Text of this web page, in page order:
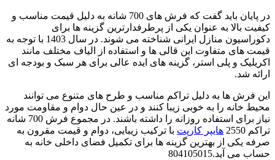
در پایان باید گفت که فرش های 700 شانه به دلیل قیمت مناسب و
کیفیت بالا به عنوان یکی از پرطرفدارترین گزینه ها برای
دکوراسیون منازل ایرانی شناخته می شوند. در سال 1403 با توجه به
قیمت های متفاوت این قالی ها و استفاده از الیاف مختلف مانند
اکریلیک و پلی استر، گزینه های ایده عالی برای هر سبک و بودجه ای
ارائه شد.
این فرش ها به دلیل تراکم مناسب و طرح های متنوع می توانند
محیط خانه را به خوبی زیبا کنند و در عین حال دوام و مقاومت مورد
نیاز برای استفاده روزانه را داشته باشند. در مجموع فرش 700 شانه
تراکم 2550
هایپر کارپت با ترکیب زیبایی، دوام و قیمت مقرون به
صرفه یکی از بهترین گزینه ها برای تکمیل فضای داخلی خانه به
حساب می آید.804105015